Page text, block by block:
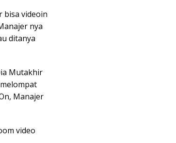
bisa videoin
nya
ditanya
Mutakhir
Manajer
video